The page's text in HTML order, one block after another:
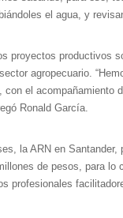
el agua, y
proyectos productivos
agropecuario.
con el acompañamiento
Ronald García.
la ARN en
de pesos, para
profesionales